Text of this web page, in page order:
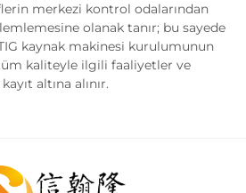
merkezi kontrol odalarından
olanak tanır; bu sayede
kaynak makinesi kurulumunun
kaliteyle ilgili faaliyetler ve
altına alınır.